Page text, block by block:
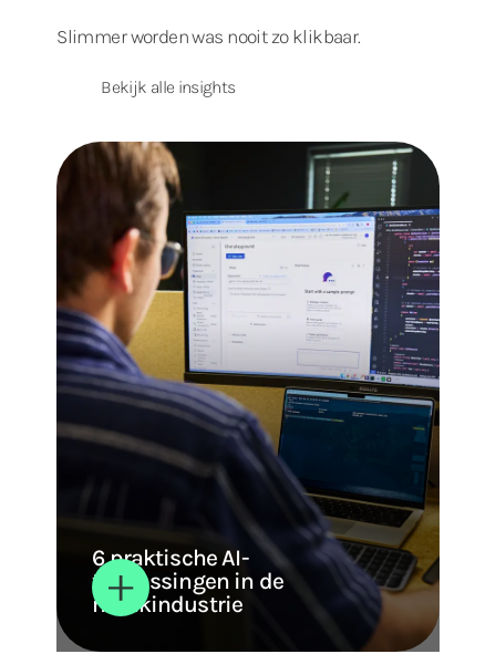
Slimmer worden was nooit zo klikbaar.
Bekijk alle insights
6 praktische AI-
toepassingen in de
maakindustrie